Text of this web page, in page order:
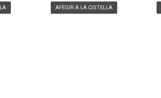
AFEGIR A LA CISTELLA